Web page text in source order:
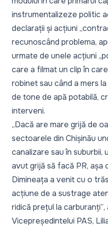
instrumentalizeze politic
declarații și acțiuni
recunoscând problema,
urmate de unele acțiuni
care a filmat un clip în
robinet sau când a mers
de tone de apă potabilă,
interveni.
„Dacă are mare grijă de
sectoarele din Chișinău
canalizare sau în suburbii,
avut grijă să facă PR,
Dimineața a venit cu o
acțiune de a sustrage
ridică prețul la carburanți”,
Vicepreședintelui PAS,